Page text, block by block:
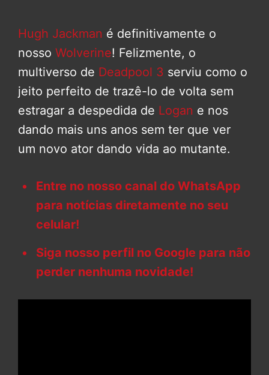
Hugh Jackman é definitivamente o
nosso Wolverine! Felizmente, o
multiverso de Deadpool 3 serviu como o
jeito perfeito de trazê-lo de volta sem
estragar a despedida de Logan e nos
dando mais uns anos sem ter que ver
um novo ator dando vida ao mutante.
Entre no nosso canal do WhatsApp
para notícias diretamente no seu
celular!
Siga nosso perfil no Google para não
perder nenhuma novidade!